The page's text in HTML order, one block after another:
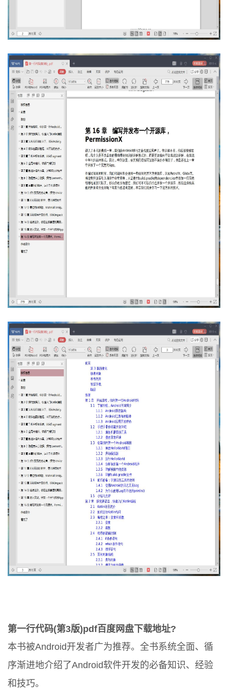
第一行代码(第3版)pdf百度网盘下载地址?
本书被Android开发者广为推荐。全书系统全面、循
序渐进地介绍了Android软件开发的必备知识、经验
和技巧。